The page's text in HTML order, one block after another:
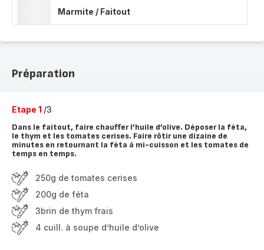
Marmite / Faitout
Préparation
Etape 1 /3
Dans le faitout, faire chauffer l’huile d’olive. Déposer la féta,
le thym et les tomates cerises. Faire rôtir une dizaine de
minutes en retournant la féta à mi-cuisson et les tomates de
temps en temps.
250g de tomates cerises
200g de féta
3brin de thym frais
4 cuill. à soupe d’huile d’olive